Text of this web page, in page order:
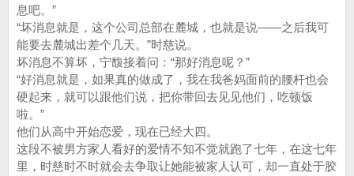
息吧。”
“坏消息就是，这个公司总部在麓城，也就是说——之后我可
能要去麓城出差个几天。”时慈说。
坏消息不算坏，宁馥接着问：“那好消息呢？”
“好消息就是，如果真的做成了，我在我爸妈面前的腰杆也会
硬起来，就可以跟他们说，把你带回去见见他们，吃顿饭
啦。”
他们从高中开始恋爱，现在已经大四。
这段不被男方家人看好的爱情不知不觉就跑了七年，在这七年
里，时慈时不时就会去争取让她能被家人认可，却一直处于胶